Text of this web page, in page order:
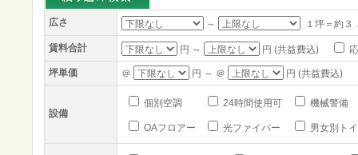
広さ ～ １坪＝約３
賃料合計 円 ～ 円 (共益費込)
坪単価 ＠ 円 ～ ＠ 円 (共益費込)
設備
個別空調 24時間使用可 機械警備
OAフロアー 光ファイバー 男女別ト